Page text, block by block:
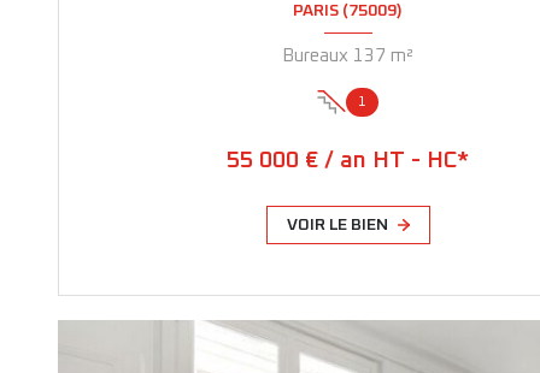
PARIS (75009)
Bureaux 137 m²
1
55 000 € / an HT - HC*
VOIR LE BIEN